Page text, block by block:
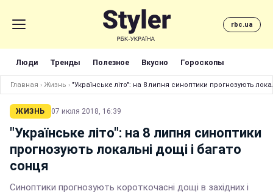
rbc.ua
Люди Тренды Полезное Вкусно Гороскопы
Главная › Жизнь › "Українське літо": на 8 липня синоптики прогнозують
ЖИЗНЬ 07 июля 2018, 16:39
"Українське літо": на 8 липня синоптики
прогнозують локальні дощі і багато
сонця
Синоптики прогнозують короткочасні дощі в західних і